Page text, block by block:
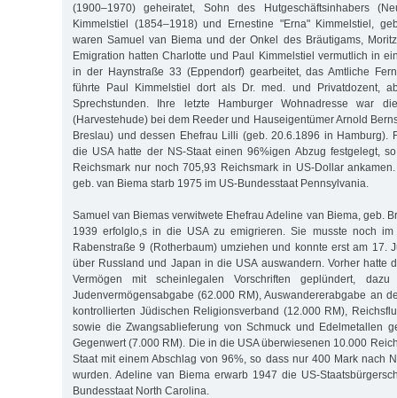
(1900–1970) geheiratet, Sohn des Hutgeschäftsinhabers
Kimmelstiel (1854–1918) und Ernestine "Erna" Kimmelstiel,
waren Samuel van Biema und der Onkel des Bräutigams,
Emigration hatten Charlotte und Paul Kimmelstiel vermutlich in
in der Haynstraße 33 (Eppendorf) gearbeitet, das Amtliche
führte Paul Kimmelstiel dort als Dr. med. und Privatdozent,
Sprechstunden. Ihre letzte Hamburger Wohnadresse war
(Harvestehude) bei dem Reeder und Hauseigentümer Arnold
Breslau) und dessen Ehefrau Lilli (geb. 20.6.1896 in Hamburg).
die USA hatte der NS-Staat einen 96%igen Abzug festgelegt,
Reichsmark nur noch 705,93 Reichsmark in US-Dollar
geb. van Biema starb 1975 im US-Bundesstaat Pennsylvania.
Samuel van Biemas verwitwete Ehefrau Adeline van Biema, geb.
1939 erfolglo,s in die USA zu emigrieren. Sie musste noch
Rabenstraße 9 (Rotherbaum) umziehen und konnte erst am 17.
über Russland und Japan in die USA auswandern. Vorher hatte
Vermögen mit scheinlegalen Vorschriften geplündert,
Judenvermögensabgabe (62.000 RM), Auswandererabgabe an
kontrollierten Jüdischen Religionsverband (12.000 RM),
sowie die Zwangsablieferung von Schmuck und Edelmetallen
Gegenwert (7.000 RM). Die in die USA überwiesenen 10.000
Staat mit einem Abschlag von 96%, so dass nur 400 Mark nach
wurden. Adeline van Biema erwarb 1947 die US-
Bundesstaat North Carolina.